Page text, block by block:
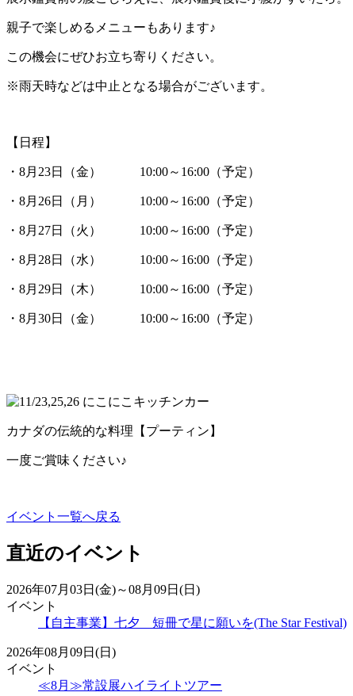
親子で楽しめるメニューもあります♪
この機会にぜひお立ち寄りください。
※雨天時などは中止となる場合がございます。
【日程】
・8月23日（金） 10:00～16:00（予定）
・8月26日（月） 10:00～16:00（予定）
・8月27日（火） 10:00～16:00（予定）
・8月28日（水） 10:00～16:00（予定）
・8月29日（木） 10:00～16:00（予定）
・8月30日（金） 10:00～16:00（予定）
カナダの伝統的な料理【プーティン】
一度ご賞味ください♪
イベント一覧へ戻る
直近のイベント
2026年07月03日(金)～08月09日(日)
イベント
【自主事業】七夕 短冊で星に願いを(The Star Festival)
2026年08月09日(日)
イベント
≪8月≫常設展ハイライトツアー